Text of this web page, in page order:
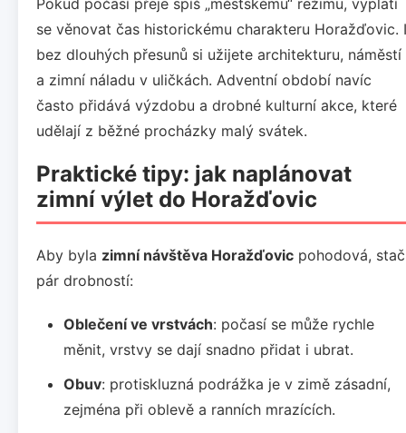
se věnovat čas historickému charakteru Horažďovic. I
bez dlouhých přesunů si užijete architekturu, náměstí
a zimní náladu v uličkách. Adventní období navíc
často přidává výzdobu a drobné kulturní akce, které
udělají z běžné procházky malý svátek.
Praktické tipy: jak naplánovat
zimní výlet do Horažďovic
Aby byla zimní návštěva Horažďovic pohodová,
pár drobností:
Oblečení ve vrstvách: počasí se může rychle
měnit, vrstvy se dají snadno přidat i ubrat.
Obuv: protiskluzná podrážka je v zimě zásadní,
zejména při oblevě a ranních mrazících.